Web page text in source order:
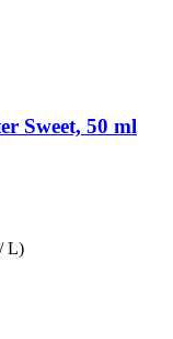
Sweet, 50 ml
L)